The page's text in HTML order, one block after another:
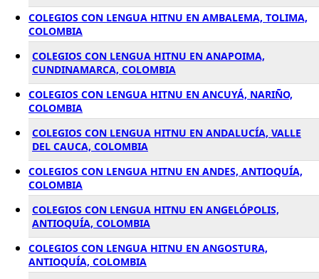
COLEGIOS CON LENGUA HITNU EN AMBALEMA, TOLIMA,
COLOMBIA
COLEGIOS CON LENGUA HITNU EN ANAPOIMA,
CUNDINAMARCA, COLOMBIA
COLEGIOS CON LENGUA HITNU EN ANCUYÁ, NARIÑO,
COLOMBIA
COLEGIOS CON LENGUA HITNU EN ANDALUCÍA, VALLE
DEL CAUCA, COLOMBIA
COLEGIOS CON LENGUA HITNU EN ANDES, ANTIOQUÍA,
COLOMBIA
COLEGIOS CON LENGUA HITNU EN ANGELÓPOLIS,
ANTIOQUÍA, COLOMBIA
COLEGIOS CON LENGUA HITNU EN ANGOSTURA,
ANTIOQUÍA, COLOMBIA